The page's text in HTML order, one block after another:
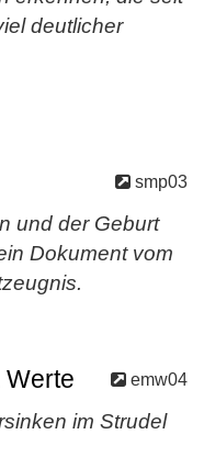
deutlicher
smp03
und der Geburt
Dokument vom
Werte emw04
im Strudel